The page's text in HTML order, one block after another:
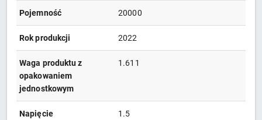
Pojemność 20000
Rok produkcji 2022
Waga produktu z
opakowaniem
jednostkowym
1.611
Napięcie 1.5